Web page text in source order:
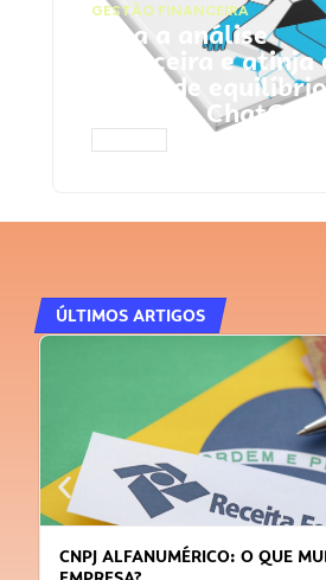
GESTÃO FINANCEIRA
Faça a análise
financeira e atinja
ponto de
Prompts ChatGPT
ÚLTIMOS ARTIGOS
DICAS PARA OBTER CRÉDITO